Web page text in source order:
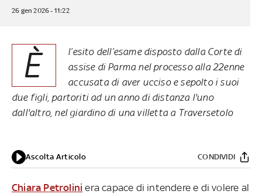
26 gen 2026 - 11:22
È
l’esito dell’esame disposto dalla Corte di
assise di Parma nel processo alla 22enne
accusata di aver ucciso e sepolto i suoi
due figli, partoriti ad un anno di distanza l'uno
dall'altro, nel giardino di una villetta a Traversetolo
Ascolta Articolo CONDIVIDI
Chiara Petrolini era capace di intendere e di volere al